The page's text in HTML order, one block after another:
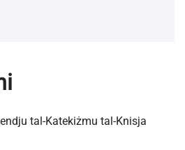
tal-Katekiżmu tal-Knisja